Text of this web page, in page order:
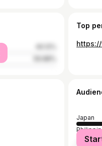
Top
Japan
Taiwan